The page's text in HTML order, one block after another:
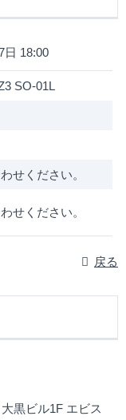
日 18:00
SO-01L
せください。
せください。
戻る
黒ビル1F エビス